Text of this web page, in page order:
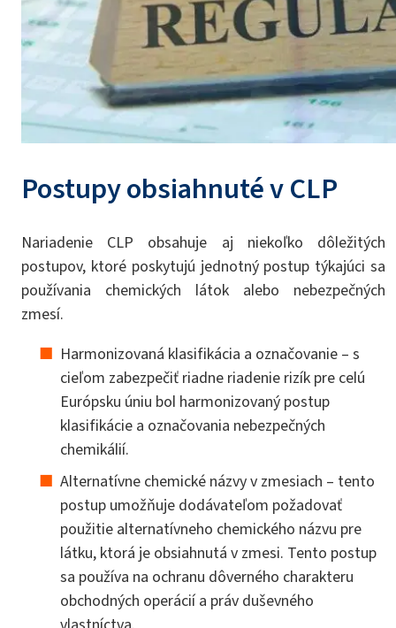
Postupy obsiahnuté v CLP
Nariadenie CLP obsahuje aj niekoľko dôležitých
postupov, ktoré poskytujú jednotný postup týkajúci sa
používania chemických látok alebo nebezpečných
zmesí.
Harmonizovaná klasifikácia a označovanie – s
cieľom zabezpečiť riadne riadenie rizík pre celú
Európsku úniu bol harmonizovaný postup
klasifikácie a označovania nebezpečných
chemikálií.
Alternatívne chemické názvy v zmesiach – tento
postup umožňuje dodávateľom požadovať
použitie alternatívneho chemického názvu pre
látku, ktorá je obsiahnutá v zmesi. Tento postup
sa používa na ochranu dôverného charakteru
obchodných operácií a práv duševného